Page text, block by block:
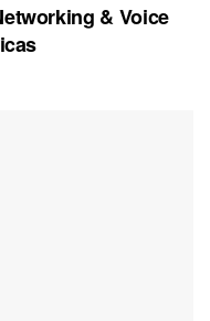
& Voice